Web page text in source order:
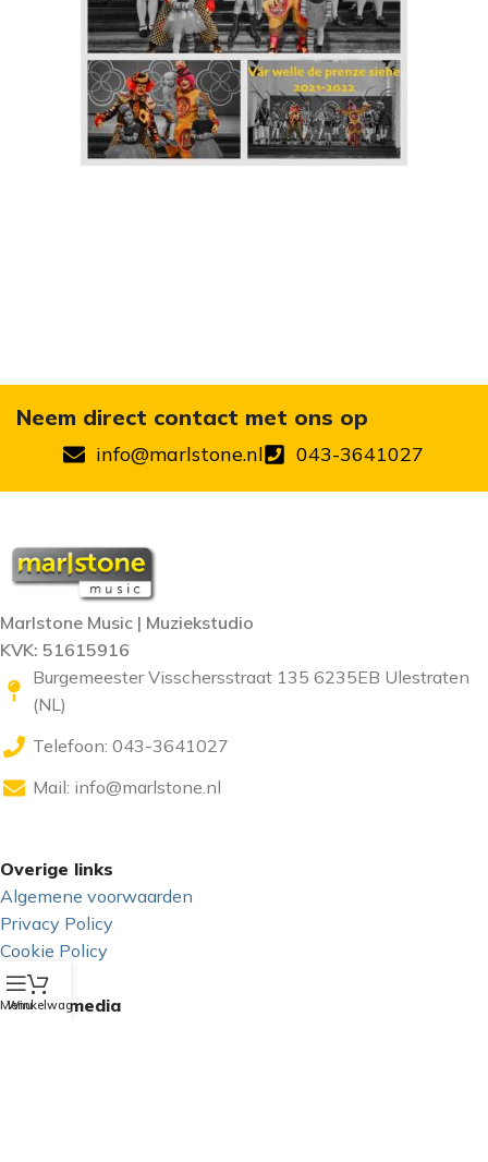
Neem direct contact met ons op
info@marlstone.nl 043-3641027
Marlstone Music | Muziekstudio
KVK: 51615916
Burgemeester Visschersstraat 135 6235EB Ulestraten
(NL)
Telefoon: 043-3641027
Mail: info@marlstone.nl
Overige links
Algemene voorwaarden
Privacy Policy
Cookie Policy
GDPR
Sociale media
Menu
Winkelwagen